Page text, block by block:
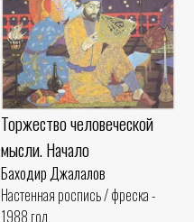
Торжество человеческой
мысли. Начало
Баходир Джалалов
Настенная роспись / фреска -
1988 год